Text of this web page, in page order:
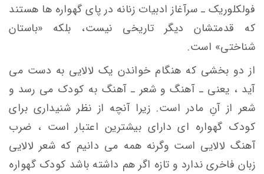
فولکلوریک ـ سرآغاز ادبیات زنانه در پای گهواره ها هستند
که قدمتشان دیگر تاریخی نیست، بلکه «باستان
شناختی» است.
از دو بخشی که هنگام خواندن یک لالایی به دست می
آید ، یعنی ـ آهنگ و شعر ـ آهنگ به کودک می رسد و
شعر از آنِ مادر است. زیرا آنچه از نظر شنیداری برای
کودک گهواره ای دارای بیشترین اعتبار است ، ضرب
آهنگ لالایی است وگرنه همه می دانیم که شعر لالایی
زبان فاخری ندارد و تازه اگر هم داشته باشد کودک گهواره